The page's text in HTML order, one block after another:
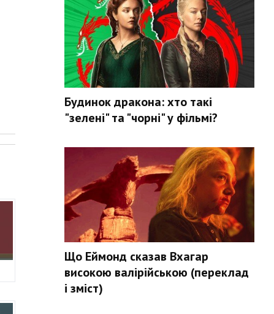
Будинок дракона: хто такі
"зелені" та "чорні" у фільмі?
Що Еймонд сказав Вхагар
високою валірійською (переклад
і зміст)